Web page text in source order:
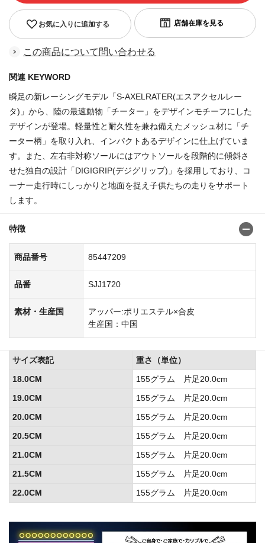
お気に入りに追加する
この商品について問い合わせる
関連 KEYWORD
瞬足の新レーシングモデル「S-AXELRATER(エスアクセルレー
タ)」から、陸の最速動物「チーター」をデザインモチーフにした
デザインが登場。軽量性と耐久性を兼ね備えたメッシュ材に「チ
ーター柄」を取り入れ、インパクトあるデザインに仕上げていま
す。また、左右非対称ソールにはアウトソールを段階的に傾斜さ
せた独自の設計「DIGIGRIP(デジグリップ)」を採用しており、コ
ーナー走行時にしっかりと地面を捉え子供たちの走りをサポート
します。
特徴
商品番号 85447209
品番 SJJ1720
素材・生産国
アッパー:ポリエステル×合皮
生産国：中国
サイズ表記
重さ（単位）
18.0CM
155グラム 片足20.0cm
19.0CM
155グラム 片足20.0cm
20.0CM
155グラム 片足20.0cm
20.5CM
155グラム 片足20.0cm
21.0CM
155グラム 片足20.0cm
21.5CM
155グラム 片足20.0cm
22.0CM
155グラム 片足20.0cm